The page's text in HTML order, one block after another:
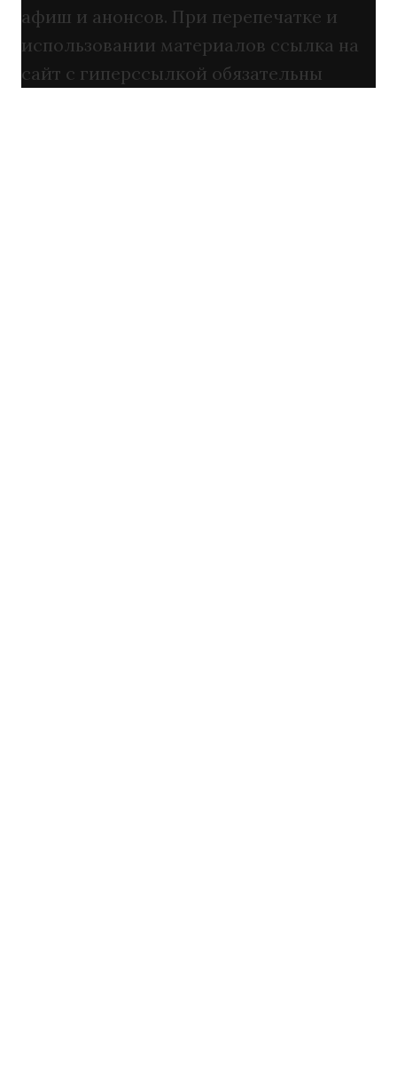
афиш и анонсов. При перепечатке и
использовании материалов ссылка на
сайт с гиперссылкой обязательны